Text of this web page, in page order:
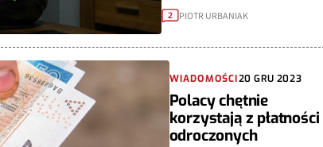
2 PIOTR URBANIAK
WIADOMOŚCI20 GRU 2023
Polacy chętnie
korzystają z płatności
odroczonych